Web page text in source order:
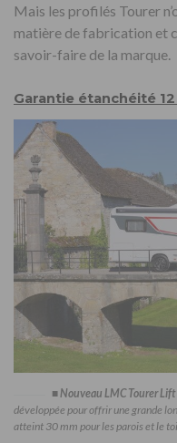
Mais les profilés Tourer
matière de fabrication et
savoir-faire de la marque.
Garantie étanchéité 12
■Nouveau LMC Tourer
développée pour offrir une grande
atteint 30 mm pour les parois et le